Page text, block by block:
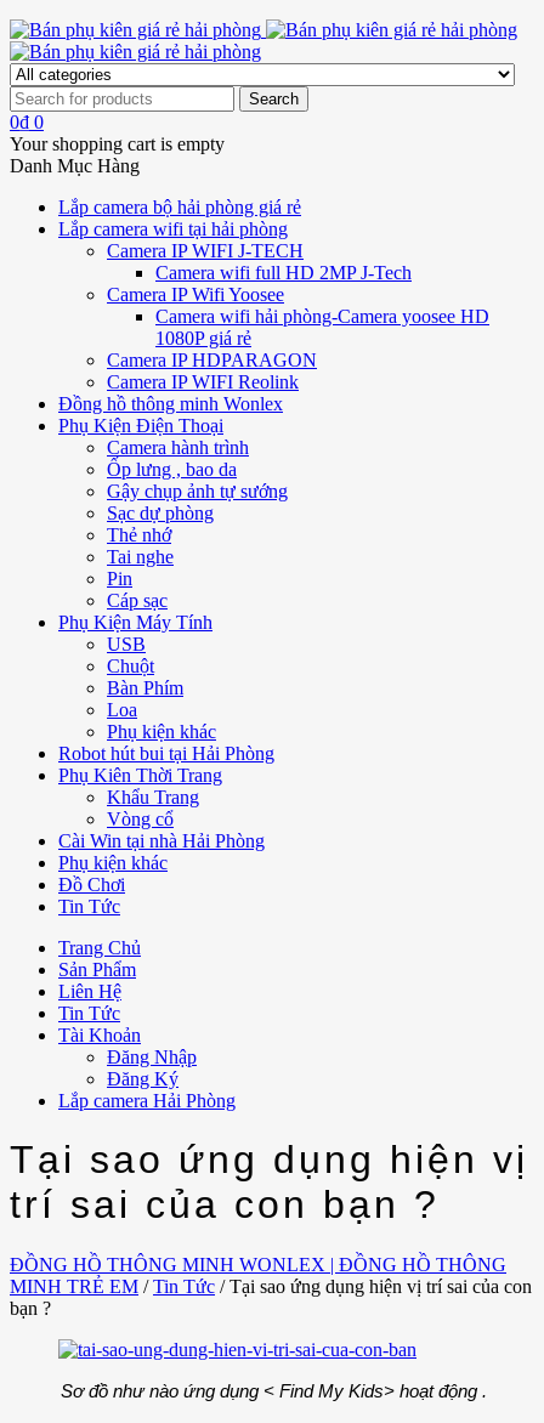
0₫ 0
Your shopping cart is empty
Danh Mục Hàng
Lắp camera bộ hải phòng giá rẻ
Lắp camera wifi tại hải phòng
Camera IP WIFI J-TECH
Camera wifi full HD 2MP J-Tech
Camera IP Wifi Yoosee
Camera wifi hải phòng-Camera yoosee HD
1080P giá rẻ
Camera IP HDPARAGON
Camera IP WIFI Reolink
Đồng hồ thông minh Wonlex
Phụ Kiện Điện Thoại
Camera hành trình
Ốp lưng , bao da
Gậy chụp ảnh tự sướng
Sạc dự phòng
Thẻ nhớ
Tai nghe
Pin
Cáp sạc
Phụ Kiện Máy Tính
USB
Chuột
Bàn Phím
Loa
Phụ kiện khác
Robot hút bui tại Hải Phòng
Phụ Kiên Thời Trang
Khẩu Trang
Vòng cổ
Cài Win tại nhà Hải Phòng
Phụ kiện khác
Đồ Chơi
Tin Tức
Trang Chủ
Sản Phẩm
Liên Hệ
Tin Tức
Tài Khoản
Đăng Nhập
Đăng Ký
Lắp camera Hải Phòng
Tại sao ứng dụng hiện vị
trí sai của con bạn ?
ĐỒNG HỒ THÔNG MINH WONLEX | ĐỒNG HỒ THÔNG
MINH TRẺ EM / Tin Tức / Tại sao ứng dụng hiện vị trí sai của con
bạn ?
Sơ đồ như nào ứng dụng < Find My Kids> hoạt động .